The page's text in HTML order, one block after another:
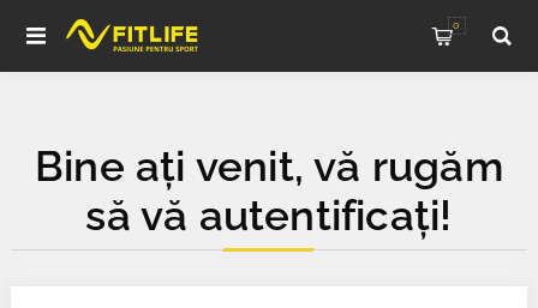
0
Bine ați venit, vă rugăm
să vă autentificați!